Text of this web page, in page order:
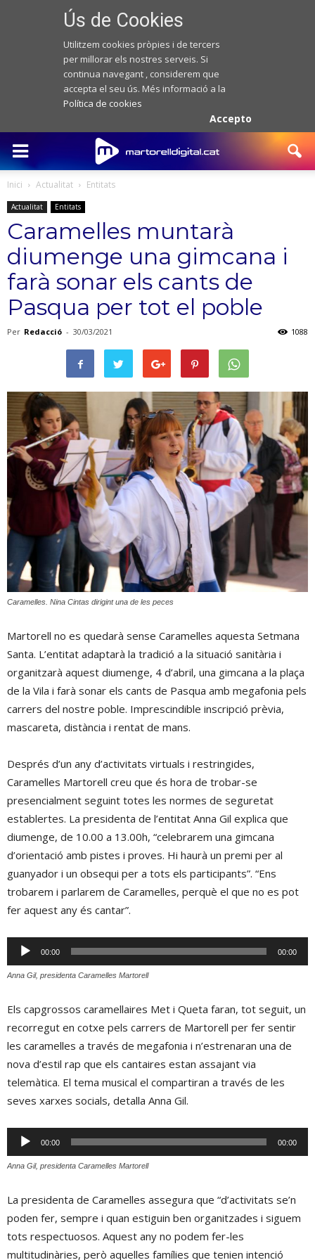
Ús de Cookies
Utilitzem cookies pròpies i de tercers
per millorar els nostres serveis. Si
continua navegant , considerem que
accepta el seu ús. Més informació a la
Política de cookies
Accepto
Inici Actualitat Entitats
Actualitat Entitats
Caramelles muntarà
diumenge una gimcana i
farà sonar els cants de
Pasqua per tot el poble
Per Redacció - 30/03/2021 1088
Caramelles. Nina Cintas dirigint una de les peces
Martorell no es quedarà sense Caramelles aquesta Setmana
Santa. L’entitat adaptarà la tradició a la situació sanitària i
organitzarà aquest diumenge, 4 d’abril, una gimcana a la plaça
de la Vila i farà sonar els cants de Pasqua amb megafonia pels
carrers del nostre poble. Imprescindible inscripció prèvia,
mascareta, distància i rentat de mans.
Després d’un any d’activitats virtuals i restringides,
Caramelles Martorell creu que és hora de trobar-se
presencialment seguint totes les normes de seguretat
establertes. La presidenta de l’entitat Anna Gil explica que
diumenge, de 10.00 a 13.00h, “celebrarem una gimcana
d’orientació amb pistes i proves. Hi haurà un premi per al
guanyador i un obsequi per a tots els participants”. “Ens
trobarem i parlarem de Caramelles, perquè el que no es pot
fer aquest any és cantar”.
Reproductor
d'àudio
00:00 00:00
Anna Gil, presidenta Caramelles Martorell
Els capgrossos caramellaires Met i Queta faran, tot seguit, un
recorregut en cotxe pels carrers de Martorell per fer sentir
les caramelles a través de megafonia i n’estrenaran una de
nova d’estil rap que els cantaires estan assajant via
telemàtica. El tema musical el compartiran a través de les
seves xarxes socials, detalla Anna Gil.
Reproductor
d'àudio
00:00 00:00
Anna Gil, presidenta Caramelles Martorell
La presidenta de Caramelles assegura que “d’activitats se’n
poden fer, sempre i quan estiguin ben organitzades i siguem
tots respectuosos. Aquest any no podem fer-les
multitudinàries, però aquelles famílies que tenien intenció